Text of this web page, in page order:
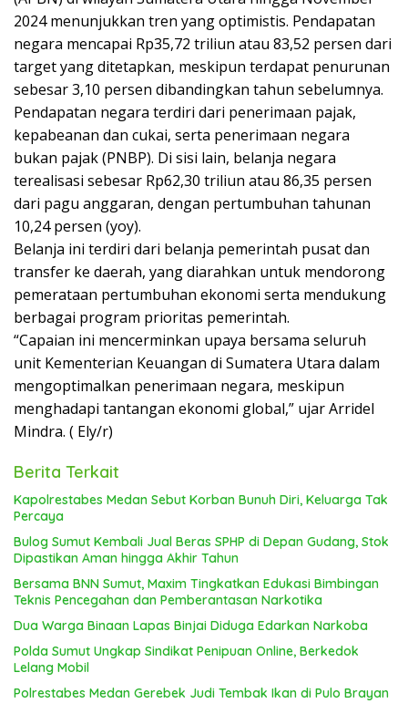
2024 menunjukkan tren yang optimistis. Pendapatan
negara mencapai Rp35,72 triliun atau 83,52 persen dari
target yang ditetapkan, meskipun terdapat penurunan
sebesar 3,10 persen dibandingkan tahun sebelumnya.
Pendapatan negara terdiri dari penerimaan pajak,
kepabeanan dan cukai, serta penerimaan negara
bukan pajak (PNBP). Di sisi lain, belanja negara
terealisasi sebesar Rp62,30 triliun atau 86,35 persen
dari pagu anggaran, dengan pertumbuhan tahunan
10,24 persen (yoy).
Belanja ini terdiri dari belanja pemerintah pusat dan
transfer ke daerah, yang diarahkan untuk mendorong
pemerataan pertumbuhan ekonomi serta mendukung
berbagai program prioritas pemerintah.
“Capaian ini mencerminkan upaya bersama seluruh
unit Kementerian Keuangan di Sumatera Utara dalam
mengoptimalkan penerimaan negara, meskipun
menghadapi tantangan ekonomi global,” ujar Arridel
Mindra. ( Ely/r)
Berita Terkait
Kapolrestabes Medan Sebut Korban Bunuh Diri, Keluarga Tak
Percaya
Bulog Sumut Kembali Jual Beras SPHP di Depan Gudang, Stok
Dipastikan Aman hingga Akhir Tahun
Bersama BNN Sumut, Maxim Tingkatkan Edukasi Bimbingan
Teknis Pencegahan dan Pemberantasan Narkotika
Dua Warga Binaan Lapas Binjai Diduga Edarkan Narkoba
Polda Sumut Ungkap Sindikat Penipuan Online, Berkedok
Lelang Mobil
Polrestabes Medan Gerebek Judi Tembak Ikan di Pulo Brayan